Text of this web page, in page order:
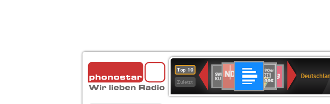
Top 10
Zuletzt
Deutschlandfunk
80er
90er
OLDIE
ANTENNE
SWR3
SWR
Kultur
2